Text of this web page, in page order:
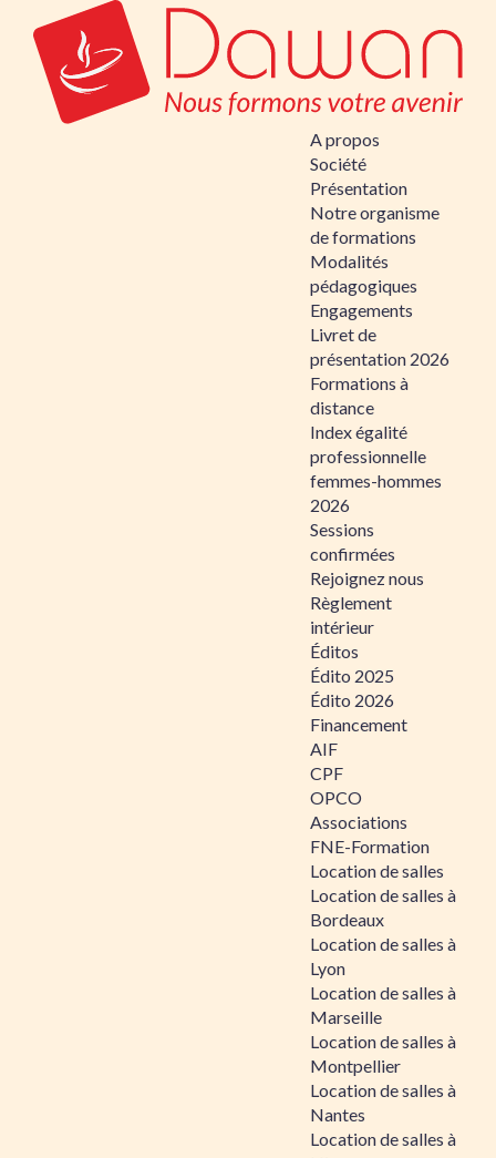
A propos
Société
Présentation
Notre organisme
de formations
Modalités
pédagogiques
Engagements
Livret de
présentation 2026
Formations à
distance
Index égalité
professionnelle
femmes-hommes
2026
Sessions
confirmées
Rejoignez nous
Règlement
intérieur
Éditos
Édito 2025
Édito 2026
Financement
AIF
CPF
OPCO
Associations
FNE-Formation
Location de salles
Location de salles à
Bordeaux
Location de salles à
Lyon
Location de salles à
Marseille
Location de salles à
Montpellier
Location de salles à
Nantes
Location de salles à